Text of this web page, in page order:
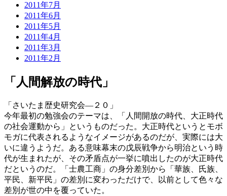
2011年7月
2011年6月
2011年5月
2011年4月
2011年3月
2011年2月
「人間解放の時代」
「さいたま歴史研究会―２０」
今年最初の勉強会のテーマは、「人間開放の時代、大正時代
の社会運動から」というものだった。大正時代というとモボ
モガに代表されるようなイメージがあるのだが、実際には大
いに違うようだ。ある意味幕末の戊辰戦争から明治という時
代が生まれたが、その矛盾点が一挙に噴出したのが大正時代
だというのだ。「士農工商」の身分差別から「華族、氏族、
平民、新平民」の差別に変わっただけで、以前として色々な
差別が世の中を覆っていた。